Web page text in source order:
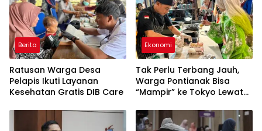
Berita
Ratusan Warga Desa
Pelapis Ikuti Layanan
Kesehatan Gratis DIB Care
Ekonomi
Tak Perlu Terbang Jauh,
Warga Pontianak Bisa
“Mampir” ke Tokyo Lewat